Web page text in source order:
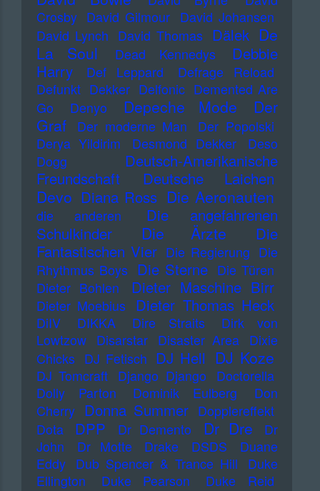
Crosby David Gilmour David Johansen
David Lynch David Thomas Dälek De
La Soul
Dead Kennedys
Debbie
Harry
Def Leppard
Defrage Reload
Defunkt Dekker Delfonic Demented Are
Go
Denyo Depeche Mode
Der
Graf
Der moderne Man
Der Popolski
Derya Yildirim
Desmond Dekker
Deso
Dogg
Deutsch-Amerikanische
Freundschaft
Deutsche Laichen
Devo Diana Ross Die Aeronauten
die anderen
Die angefahrenen
Schulkinder
Die Ärzte
Die
Fantastischen Vier Die Regierung Die
Rhythmus Boys Die Sterne Die Türen
Dieter Bohlen
Dieter Maschine Birr
Dieter Moebius Dieter Thomas Heck
DiIV DIKKA Dire Straits
Dirk von
Lowtzow
Disarstar Disaster Area
Dixie
Chicks DJ Fetisch DJ Hell DJ Koze
DJ Tomcraft Django Django
Doctorella
Dolly Parton
Dominik Eulberg
Don
Cherry Donna Summer Dopplereffekt
Dota
DPP Dr Demento Dr Dre
Dr
John
Dr Motte Drake DSDS
Duane
Eddy
Dub Spencer & Trance Hill
Duke
Ellington
Duke Pearson
Duke Reid